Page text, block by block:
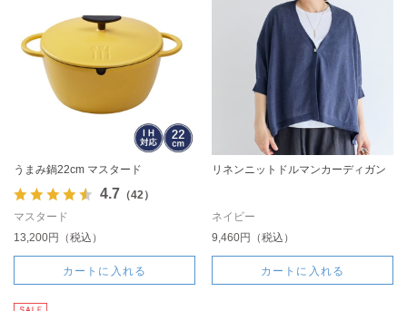
うまみ鍋22cm マスタード
4.7 （42）
マスタード
13,200円（税込）
カートに入れる
リネンニットドルマンカーディガン
ネイビー
9,460円（税込）
カートに入れる